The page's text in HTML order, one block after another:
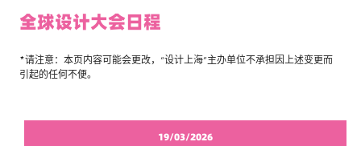
全球设计大会日程
*请注意：本页内容可能会更改，“设计上海”主办单位不承担因上述变更而
引起的任何不便。
19/03/2026